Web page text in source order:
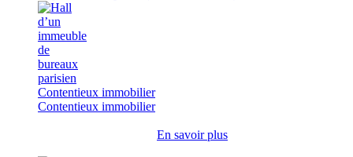
Contentieux immobilier
Contentieux immobilier
En savoir plus